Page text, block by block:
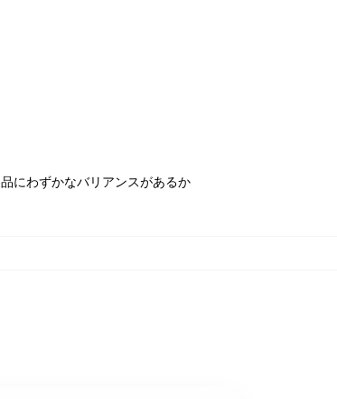
にわずかなバリアンスがあるか